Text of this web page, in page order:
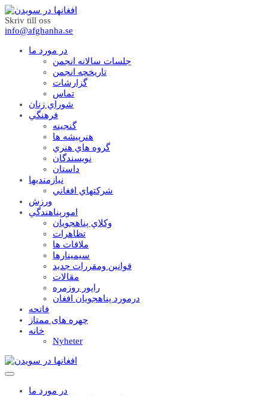
Skriv till oss
info@afghanha.se
در مورد ما
جلسات سالانه انجمن
تاریخچه انجمن
گزارشات
تماس
شوراي زنان
فرهنگي
گنجينه
هنرپيشه ها
گروه هاي هنري
نويسندگان
داستان
نيازمنديها
شرکتهاي افغاني
ورزش
امورپناهندگي
وکلاي پناهجويان
تظاهرات
ملاقات ها
سيمينارها
قوانين ومقررات جديد
مقالات
راپور روزمره
درمورد پناهجويان افغان
فاتحه
چهره های ممتاز
خانه
Nyheter
در مورد ما